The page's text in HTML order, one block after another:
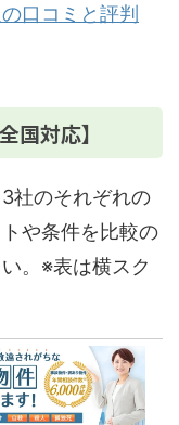
口コミと評判
国対応】
社のそれぞれの
や条件を比較の
。※表は横スク